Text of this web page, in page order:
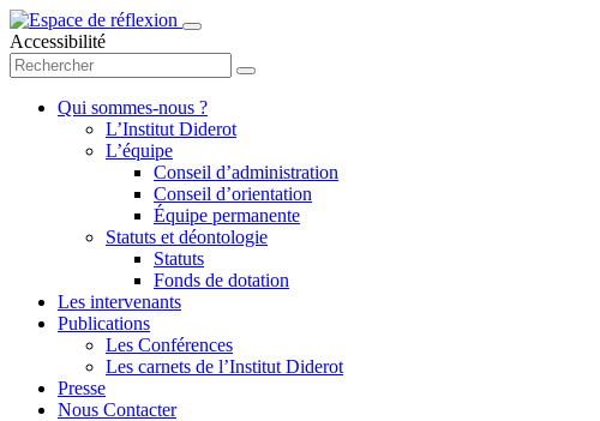
Accessibilité
Qui sommes-nous ?
L’Institut Diderot
L’équipe
Conseil d’administration
Conseil d’orientation
Équipe permanente
Statuts et déontologie
Statuts
Fonds de dotation
Les intervenants
Publications
Les Conférences
Les carnets de l’Institut Diderot
Presse
Nous Contacter